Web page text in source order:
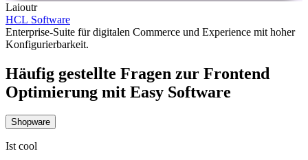
Laioutr
HCL Software
Enterprise-Suite für digitalen Commerce und Experience mit hoher
Konfigurierbarkeit.
Häufig gestellte Fragen zur Frontend
Optimierung mit Easy Software
Shopware
Ist cool